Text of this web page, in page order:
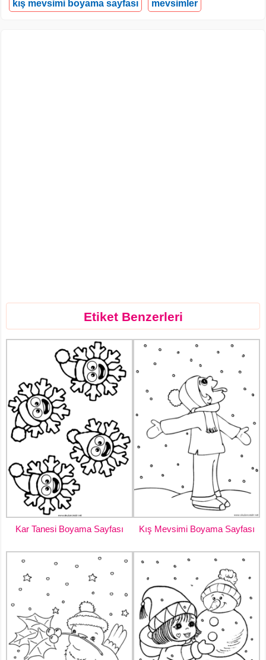
kış mevsimi boyama sayfası mevsimler
Etiket Benzerleri
Kar Tanesi Boyama Sayfası Kış Mevsimi Boyama Sayfası